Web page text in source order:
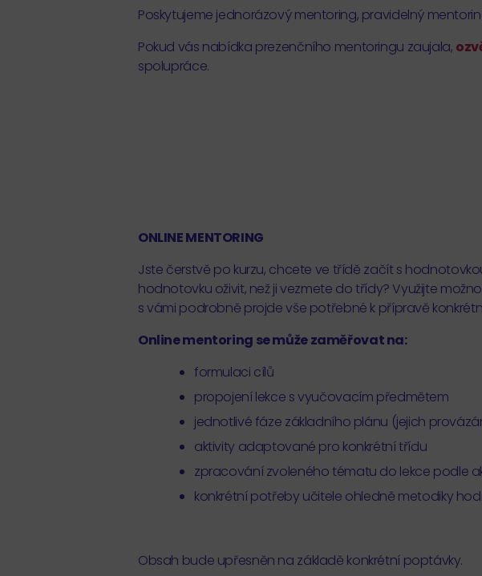
Poskytujeme jednorázový mentoring, pravidelný
Pokud vás nabídka prezenčního mentoringu zaujala,
spolupráce.
ONLINE MENTORING
Jste čerstvě po kurzu, chcete ve třídě začít s
hodnotovku oživit, než ji vezmete do třídy? Využijte
s vámi podrobně projde vše potřebné k přípravě
Online mentoring se může zaměřovat na:
formulaci cílů
propojení lekce s vyučovacím předmětem
jednotlivé fáze základního plánu (jejich
aktivity adaptované pro konkrétní třídu
zpracování zvoleného tématu do lekce podle
konkrétní potřeby učitele ohledně metodiky
Obsah bude upřesněn na základě konkrétní poptávky.